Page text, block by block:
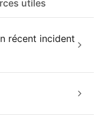
utiles
récent incident